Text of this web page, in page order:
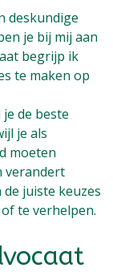
deskundige
je bij mij aan
begrijp ik
te maken op
de beste
je als
moeten
verandert
juiste keuzes
te verhelpen.